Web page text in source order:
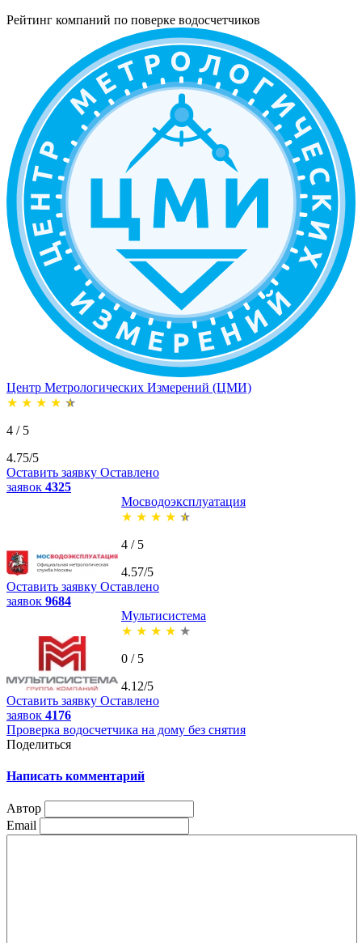
Рейтинг компаний по поверке водосчетчиков
Центр Метрологических Измерений (ЦМИ)
★ ★ ★ ★ ★
4 / 5
4.75/5
Оставить заявку Оставлено
заявок 4325
Мосводоэксплуатация
★ ★ ★ ★ ★
4 / 5
4.57/5
Оставить заявку Оставлено
заявок 9684
Мультисистема
★ ★ ★ ★ ★
0 / 5
4.12/5
Оставить заявку Оставлено
заявок 4176
Проверка водосчетчика на дому без снятия
Поделиться
Написать комментарий
Автор
Email